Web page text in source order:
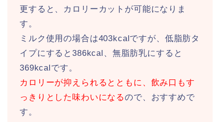
更すると、カロリーカットが可能になりま
す。
ミルク使用の場合は403kcalですが、低脂肪タ
イプにすると386kcal、無脂肪乳にすると
369kcalです。
カロリーが抑えられるとともに、飲み口もす
っきりとした味わいになるので、おすすめで
す。